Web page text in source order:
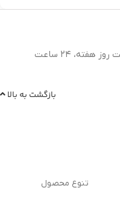
هفت روز هفته، ۲۴ ساعت
بازگشت به بالا
تنوع محصول